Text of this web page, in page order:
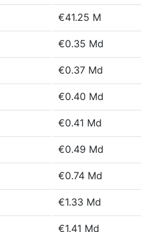
€41.25 M
€0.35 Md
€0.37 Md
€0.40 Md
€0.41 Md
€0.49 Md
€0.74 Md
€1.33 Md
€1.41 Md